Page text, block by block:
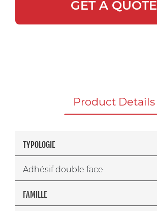
GET A QUOTE
Product Details
TYPOLOGIE
Adhésif double face
FAMILLE